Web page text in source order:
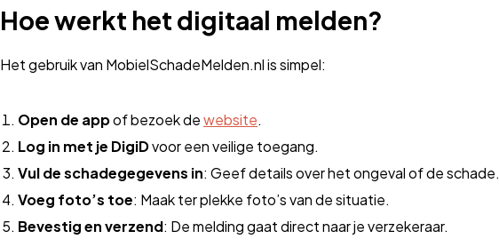
Hoe werkt het digitaal melden?
Het gebruik van MobielSchadeMelden.nl is simpel:
Open de appof bezoek dewebsite.
Log in met je DigiDvoor een veilige toegang.
Vul de schadegegevens in: Geef details over het ongeval of de schade.
Voeg foto’s toe: Maak ter plekke foto’s van de situatie.
Bevestig en verzend: De melding gaat direct naar je verzekeraar.